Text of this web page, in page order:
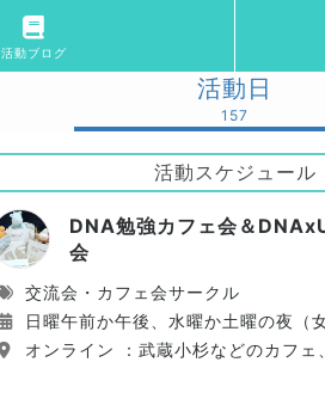
活動ブログ
活動日
157
活動スケジュール
DNA勉強カフェ会＆
会
交流会・カフェ会サークル
日曜午前か午後、水曜か土曜の夜（
オンライン ：武蔵小杉などのカフ